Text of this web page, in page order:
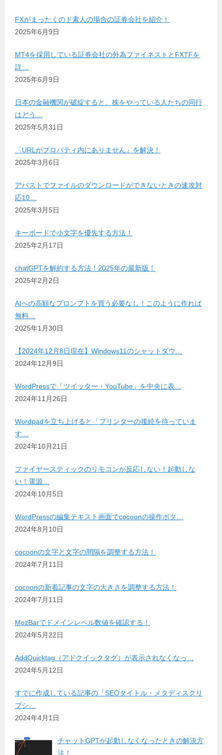
FXがまったくのド素人の場合の証券会社を紹介！
2025年6月9日
MT4を採用している証券会社の外為ファイネストとFXTFを
詳…
2025年6月9日
日本の金融機関が破綻すると、株をやっている人たちの同行
はどう…
2025年5月31日
「URLがプロパティ内にありません」を解決！
2025年3月6日
アバストでファイルのダウンロードができないときの速攻対
応10…
2025年3月5日
キーボードで小文字を優先する方法！
2025年2月17日
chatGPTを解約する方法！2025年の最新版！
2025年2月2日
AIへの高額なプロンプトを買う必要なし！このように作れば
無料…
2025年1月30日
【2024年12月8日現在】Windows11のシャットダウ…
2024年12月9日
WordPressで「ツイッター・YouTube」を中央に表…
2024年11月26日
Wordpadを立ち上げると「プリンターの接続を待っていま
す…
2024年10月21日
ファイヤースティックのリモコンが反応しない！起動しな
い！電源…
2024年10月5日
WordPressの編集テキスト画面でcocoonの操作ボタ…
2024年8月10日
cocoonの文字と文字の間隔を調整する方法！
2024年7月11日
cocoonの新着記事の文字の大きさを調整する方法！
2024年7月11日
MozBarでドメインレベル数値を確認する！
2024年5月22日
AddQuicktag（アドクイックタグ）が表示されなくなっ…
2024年5月12日
すでに作成している記事の「SEOタイトル・メタディスクリ
プシ…
2024年4月1日
チャットGPTが起動しなくなったときの解決方
法！